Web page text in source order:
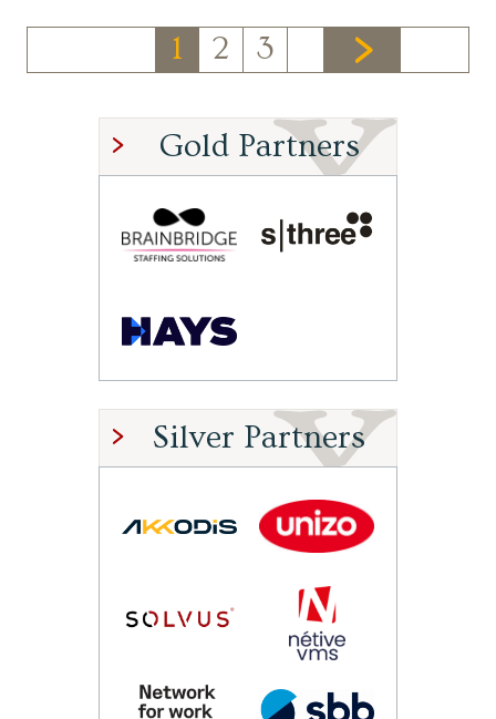
1 2 3
Gold Partners
Silver Partners